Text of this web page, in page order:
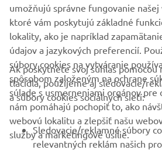
FIREMNÉ STRÁNKY
B2B
VIAC YAMAHA
umožňujú správne fungovanie
ktoré vám poskytujú základné
lokality, ako je napríklad
údajov a jazykových preferencií.
súbory cookies na vytváranie
spôsobom založeným na ochrane
súlade s usmerneniami orgánov pre
nám pomáhajú pochopiť to, ako
webovú lokalitu a zlepšiť našu
služby a marketingové úsilie.
Ak poskytnete svoj súhlas pomocou
tlačidla, použijeme aj sledovacie/
a súbory cookies sociálnych sietí:
Sledovacie/reklamné súbory
relevantných reklám našich